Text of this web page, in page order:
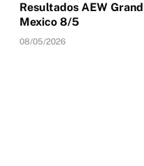
Resultados AEW
Mexico 8/5
08/05/2026